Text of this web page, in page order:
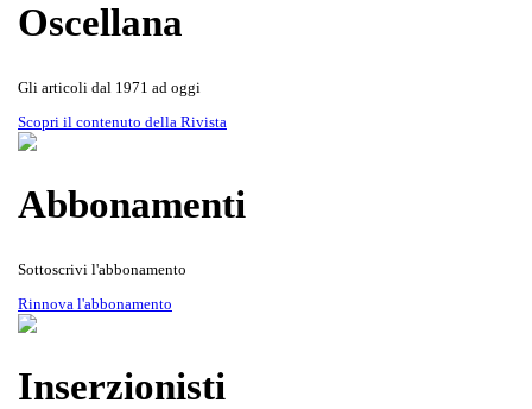
Oscellana
Gli articoli dal 1971 ad oggi
Scopri il contenuto della Rivista
Abbonamenti
Sottoscrivi l'abbonamento
Rinnova l'abbonamento
Inserzionisti